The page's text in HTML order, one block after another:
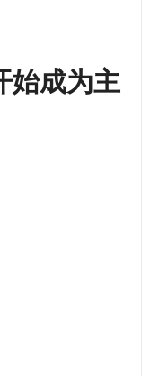
始成为主